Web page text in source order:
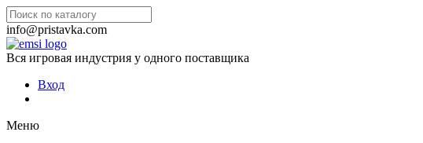
info@pristavka.com
Вся игровая индустрия у одного поставщика
Вход
Меню